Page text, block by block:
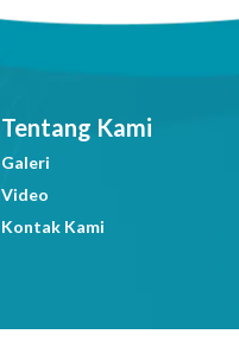
Tentang Kami
Galeri
Video
Kontak Kami